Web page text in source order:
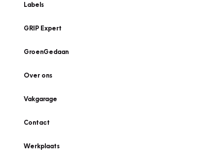
Labels
GRIP Expert
GroenGedaan
Over ons
Vakgarage
Contact
Werkplaats